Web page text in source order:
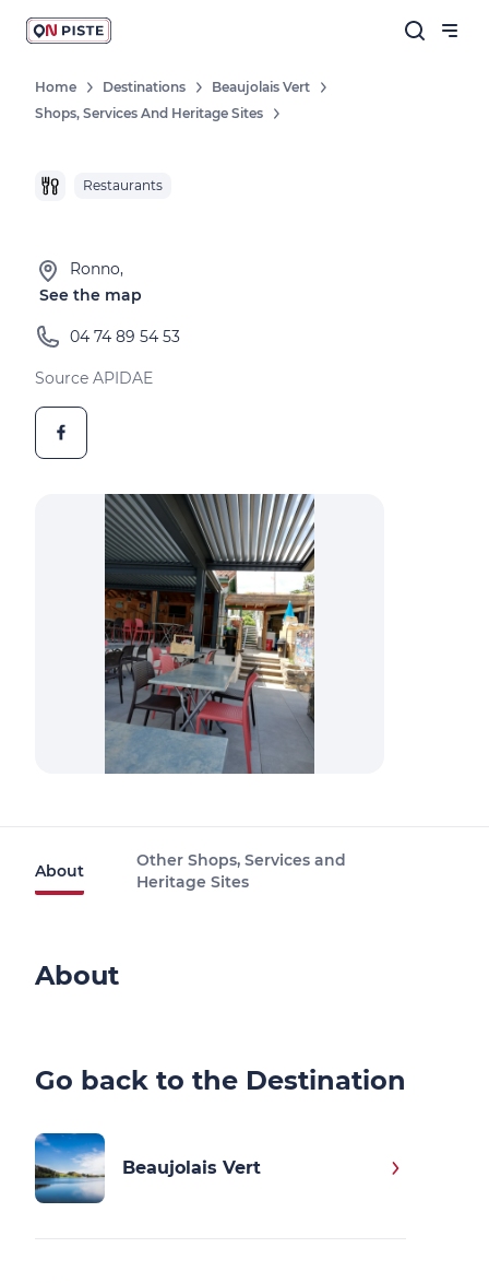
Home Destinations
Beaujolais Vert
Shops, Services And Heritage Sites
Restaurants
Ronno,
See the map
04 74 89 54 53
Source APIDAE
About
Other Shops, Services and
Heritage Sites
About
Go back to the Destination
Beaujolais Vert